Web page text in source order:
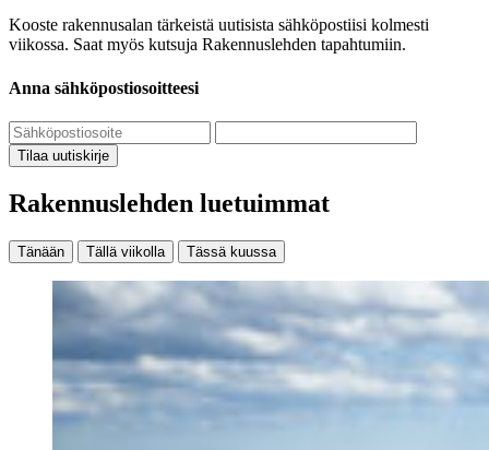
Kooste rakennusalan tärkeistä uutisista sähköpostiisi kolmesti
viikossa. Saat myös kutsuja Rakennuslehden tapahtumiin.
Anna sähköpostiosoitteesi
Tilaa uutiskirje
Rakennuslehden luetuimmat
Tänään Tällä viikolla Tässä kuussa